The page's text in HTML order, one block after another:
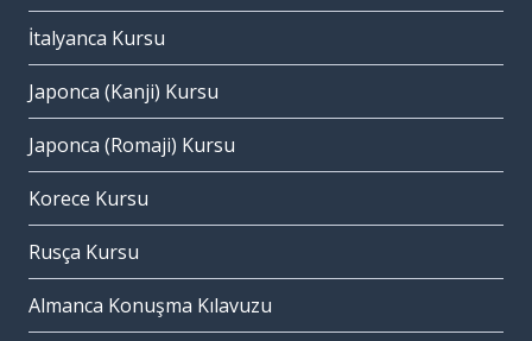
İtalyanca Kursu
Japonca (Kanji) Kursu
Japonca (Romaji) Kursu
Korece Kursu
Rusça Kursu
Almanca Konuşma Kılavuzu